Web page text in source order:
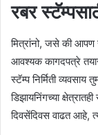
रबर
मित्रांनो, जसे की आपण
आवश्यक कागदपत्रे तयार
स्टॅम्प निर्मिती
डिझायनिंगच्या
दिवसेंदिवस वाढत आहे,